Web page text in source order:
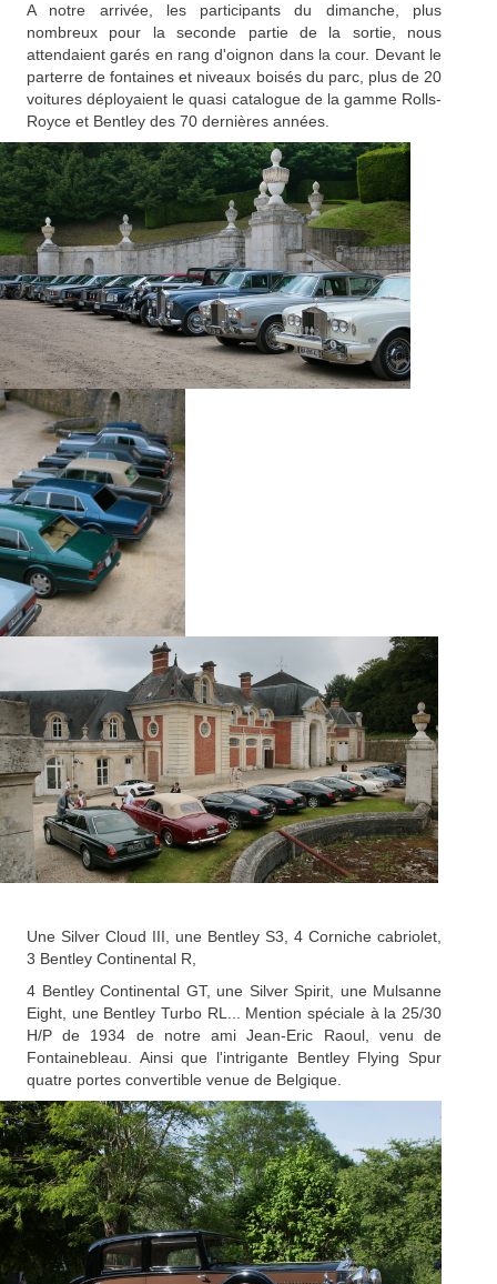
A notre arrivée, les participants du dimanche, plus
nombreux pour la seconde partie de la sortie, nous
attendaient garés en rang d'oignon dans la cour. Devant le
parterre de fontaines et niveaux boisés du parc, plus de 20
voitures déployaient le quasi catalogue de la gamme Rolls-
Royce et Bentley des 70 dernières années.
Une Silver Cloud III, une Bentley S3, 4 Corniche cabriolet,
3 Bentley Continental R,
4 Bentley Continental GT, une Silver Spirit, une Mulsanne
Eight, une Bentley Turbo RL... Mention spéciale à la 25/30
H/P de 1934 de notre ami Jean-Eric Raoul, venu de
Fontainebleau. Ainsi que l'intrigante Bentley Flying Spur
quatre portes convertible venue de Belgique.